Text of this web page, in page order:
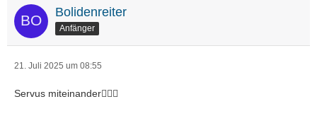
Bolidenreiter
Anfänger
21. Juli 2025 um 08:55
Servus miteinander🙋🏻‍♂️